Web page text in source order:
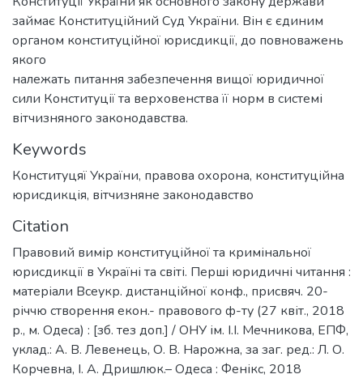
займає Конституційний Суд України. Він є єдиним
органом конституційної юрисдикції, до повноважень
якого
належать питання забезпечення вищої юридичної
сили Конституції та верховенства її норм в системі
вітчизняного законодавства.
Keywords
Конституцяї України, правова охорона, конституційна
юрисдикція, вітчизняне законодавство
Citation
Правовий вимір конституційної та кримінальної
юрисдикції в Україні та світі. Перші юридичні читання :
матеріали Всеукр. дистанційної конф., присвяч. 20-
річчю створення екон.- правового ф-ту (27 квіт., 2018
р., м. Одеса) : [зб. тез доп.] / ОНУ ім. І.І. Мечникова, ЕПФ,
уклад.: А. В. Левенець, О. В. Нарожна, за заг. ред.: Л. О.
Корчевна, І. А. Дришлюк.– Одеса : Фенікс, 2018